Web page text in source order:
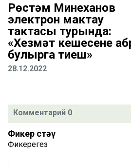
Рөстәм Миңнеханов
электрон мактау
тактасы турында:
«Хезмәт кешесенең
булырга тиеш»
28.12.2022
Комментарий 0
Фикер өстәү
Фикерегез